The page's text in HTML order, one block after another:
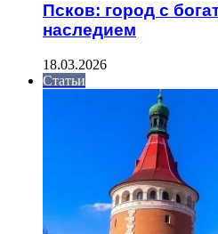
Псков: город с
наследием
18.03.2026
Статьи